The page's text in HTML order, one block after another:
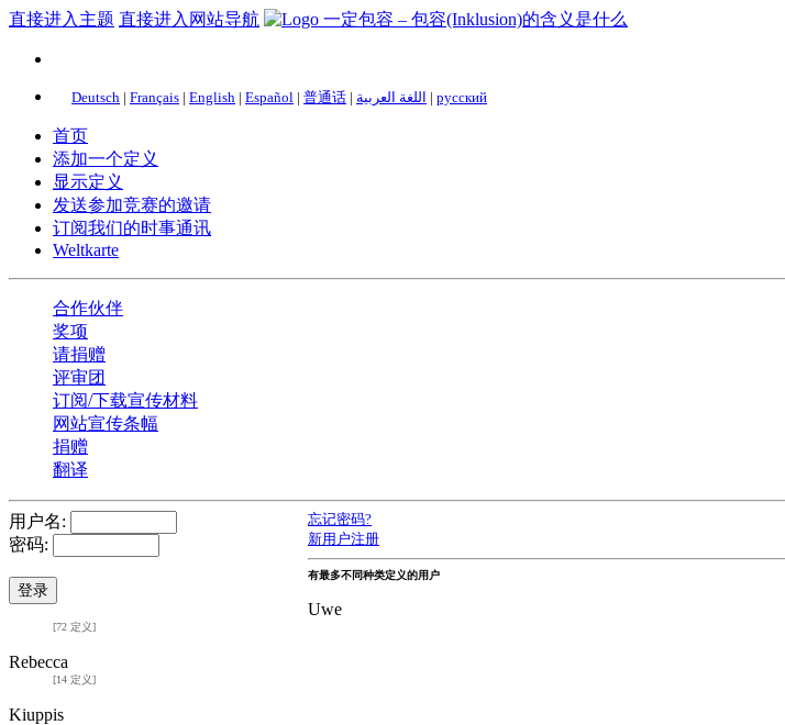
直接进入主题 直接进入网站导航
Deutsch | Français | English | Español | 普通话 | اللغة العربية | русский
首页
添加一个定义
显示定义
发送参加竞赛的邀请
订阅我们的时事通讯
Weltkarte
合作伙伴
奖项
请捐赠
评审团
订阅/下载宣传材料
网站宣传条幅
捐赠
翻译
用户名:
密码:
忘记密码?
新用户注册
有最多不同种类定义的用户
Uwe
[72 定义]
Rebecca
[14 定义]
Kiuppis